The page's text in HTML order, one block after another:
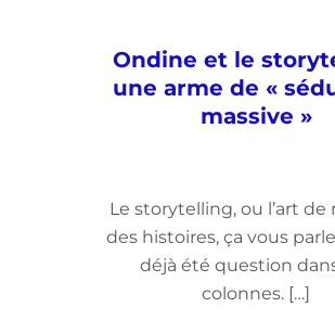
Ondine et le
une arme de «
massive »
Le storytelling, ou l’art de
des histoires, ça vous
déjà été question
colonnes. […]